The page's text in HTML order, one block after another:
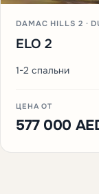
DAMAC HILLS 2 ·
ELO 2
1-2 спальни
ЦЕНА ОТ
577 000